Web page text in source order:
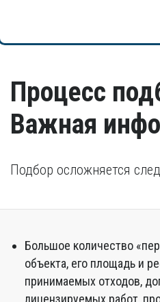
Процесс
Важная
Подбор осложняется
Большое количество
объекта, его площадь и
принимаемых отходов,
лицензируемых работ,